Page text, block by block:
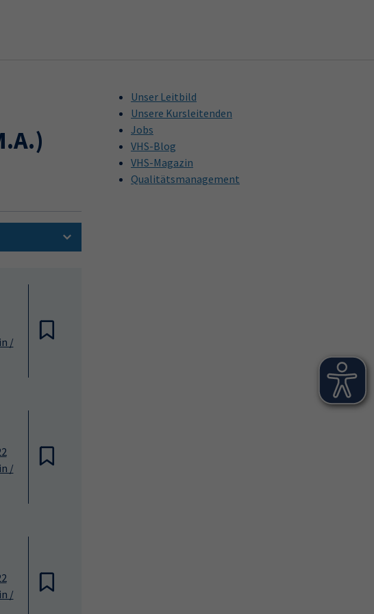
/
/
/
Unser Leitbild
Unsere Kursleitenden
Jobs
VHS-Blog
VHS-Magazin
Qualitätsmanagement